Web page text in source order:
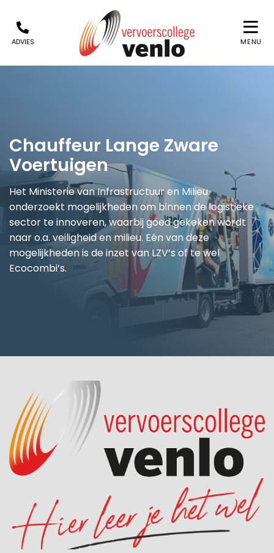
ADVIES MENU
Chauffeur Lange Zware
Voertuigen
Het Ministerie van Infrastructuur en Milieu
onderzoekt mogelijkheden om binnen de logistieke
sector te innoveren, waarbij goed gekeken wordt
naar o.a. veiligheid en milieu. Eén van deze
mogelijkheden is de inzet van LZV’s of te wel
Ecocombi’s.